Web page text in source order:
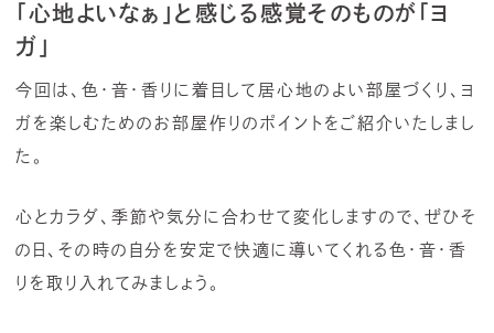
「心地よいなぁ」と感じる感覚そのものが「ヨ
ガ」
今回は、色・音・香りに着目して居心地のよい部屋づくり、ヨ
ガを楽しむためのお部屋作りのポイントをご紹介いたしまし
た。
心とカラダ、季節や気分に合わせて変化しますので、ぜひそ
の日、その時の自分を安定で快適に導いてくれる色・音・香
りを取り入れてみましょう。